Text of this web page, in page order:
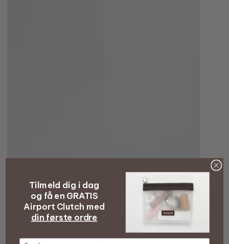
Tilmeld dig i dag
og få en GRATIS
Airport Clutch med
din første ordre
E-mail